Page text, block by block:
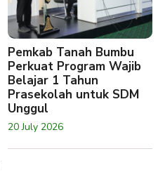
Pemkab Tanah Bumbu
Perkuat Program Wajib
Belajar 1 Tahun
Prasekolah untuk SDM
Unggul
20 July 2026